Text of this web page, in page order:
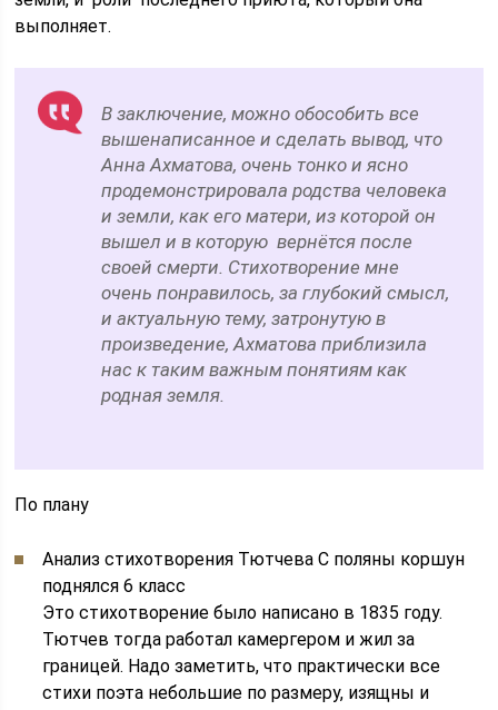
выполняет.
В заключение, можно обособить все
вышенаписанное и сделать вывод, что
Анна Ахматова, очень тонко и ясно
продемонстрировала родства человека
и земли, как его матери, из которой он
вышел и в которую вернётся после
своей смерти. Стихотворение мне
очень понравилось, за глубокий смысл,
и актуальную тему, затронутую в
произведение, Ахматова приблизила
нас к таким важным понятиям как
родная земля.
По плану
Анализ стихотворения Тютчева С поляны коршун
поднялся 6 класс
Это стихотворение было написано в 1835 году.
Тютчев тогда работал камергером и жил за
границей. Надо заметить, что практически все
стихи поэта небольшие по размеру, изящны и